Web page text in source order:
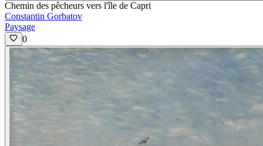
Chemin des pêcheurs vers l'île de Capri
Constantin Gorbatov
Paysage
0